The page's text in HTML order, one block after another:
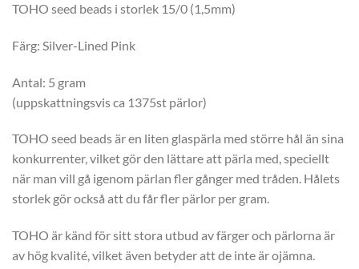
TOHO seed beads i storlek 15/0 (1,5mm)
Färg: Silver-Lined Pink
Antal: 5 gram
(uppskattningsvis ca 1375st pärlor)
TOHO seed beads är en liten glaspärla med större hål än sina
konkurrenter, vilket gör den lättare att pärla med, speciellt
när man vill gå igenom pärlan fler gånger med tråden. Hålets
storlek gör också att du får fler pärlor per gram.
TOHO är känd för sitt stora utbud av färger och pärlorna är
av hög kvalité, vilket även betyder att de inte är ojämna.